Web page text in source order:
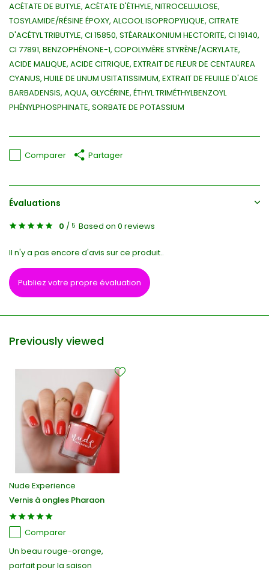
ACÉTATE DE BUTYLE, ACÉTATE D'ÉTHYLE, NITROCELLULOSE,
TOSYLAMIDE/RÉSINE ÉPOXY, ALCOOL ISOPROPYLIQUE, CITRATE
D'ACÉTYL TRIBUTYLE, CI 15850, STÉARALKONIUM HECTORITE, CI 19140,
CI 77891, BENZOPHÉNONE-1, COPOLYMÈRE STYRÈNE/ACRYLATE,
ACIDE MALIQUE, ACIDE CITRIQUE, EXTRAIT DE FLEUR DE CENTAUREA
CYANUS, HUILE DE LINUM USITATISSIMUM, EXTRAIT DE FEUILLE D'ALOE
BARBADENSIS, AQUA, GLYCÉRINE, ÉTHYL TRIMÉTHYLBENZOYL
PHÉNYLPHOSPHINATE, SORBATE DE POTASSIUM
Comparer Partager
Évaluations
0 / 5 Based on 0 reviews
Il n'y a pas encore d'avis sur ce produit..
Publiez votre propre évaluation
Previously viewed
Nude Experience
Vernis à ongles Pharaon
Comparer
Un beau rouge-orange,
parfait pour la saison